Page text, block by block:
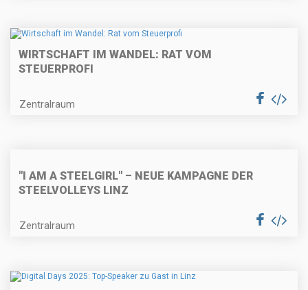
WIRTSCHAFT IM WANDEL: RAT VOM
STEUERPROFI
Zentralraum
"I AM A STEELGIRL" – NEUE KAMPAGNE DER
STEELVOLLEYS LINZ
Zentralraum